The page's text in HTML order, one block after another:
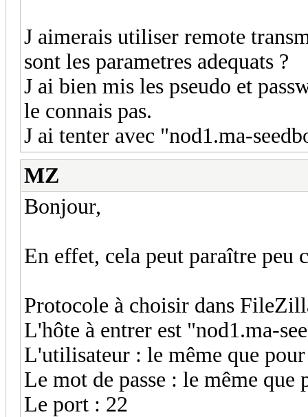
J aimerais utiliser remote
sont les parametres adequats ?
J ai bien mis les pseudo et
le connais pas.
J ai tenter avec "nod1.ma-
MZ
Bonjour,
En effet, cela peut paraître peu
Protocole à choisir dans
L'hôte à entrer est "nod1.ma-
L'utilisateur : le même que
Le mot de passe : le même que
Le port : 22